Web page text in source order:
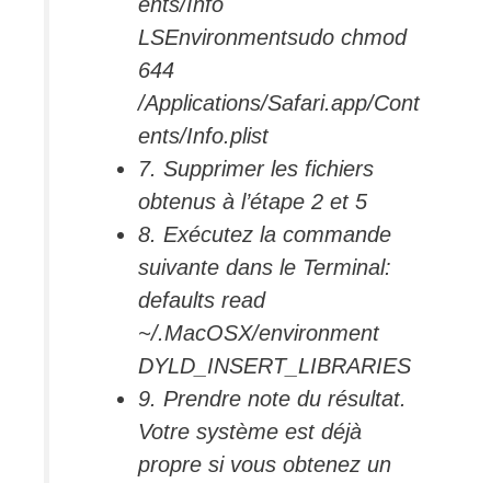
LSEnvironmentsudo chmod
644
/Applications/Safari.app/Cont
ents/Info.plist
7. Supprimer les fichiers
obtenus à l’étape 2 et 5
8. Exécutez la commande
suivante dans le Terminal:
defaults read
~/.MacOSX/environment
DYLD_INSERT_LIBRARIES
9. Prendre note du résultat.
Votre système est déjà
propre si vous obtenez un